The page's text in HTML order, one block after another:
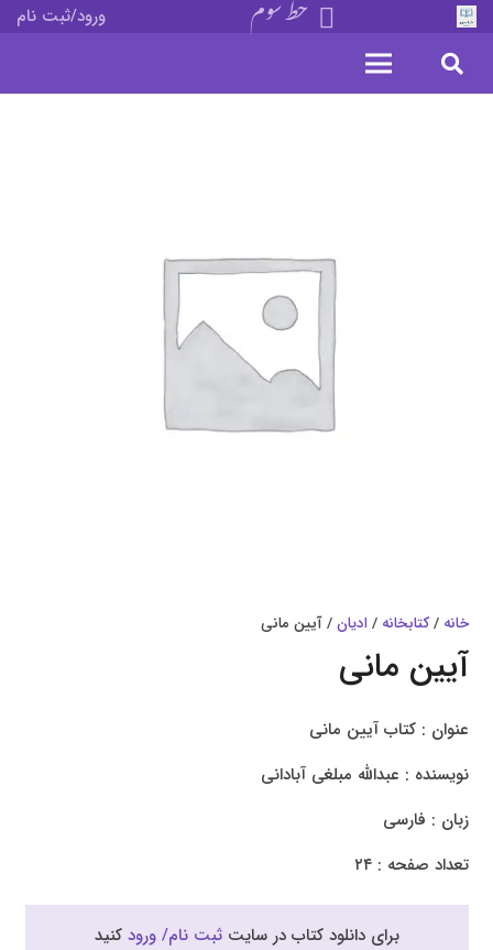
خط سوم ورود/ثبت نام
خانه /کتابخانه / ادیان/ آیین مانی
آیین مانی
عنوان : کتاب آیین مانی
نویسنده : عبدالله مبلغی آبادانی
زبان : فارسی
تعداد صفحه : ۲۴
برای دانلود کتاب در سایتثبت نام/ ورود کنید